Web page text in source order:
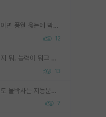
서당개 개 ㅅㄲ도 3년이면 풍월 읊는데 박사 5년 이상 대리고 있으면서 물된건 교수 탓 맞는ㄱ게 거기가 서당이 아니란 소리임
12
능력없는박사 란 말이지 뭐. 능력이 뭐고 능력이 있다는게 뭔지는 사람마다 기준이 다르니까 얘기해봐야 서로 자기 기준만 얘기해서 논쟁이 끝이 안나고. 주위에서 능력있고 야심있는 신입생이 교수가 유의미한 피드백을 아예 안주면서 제대로된 과제에 참여해볼 기회도 제공하지 않고 잡일 뺑뺑이만 돌려서 맨날 단순작업만 하면서 밤새다가 눈빛이 점점 죽어가는걸 본 사람은 물박사는 교수탓이라고 하고, 교수는 이것저것 알려도 주고 기회도 주고 사수 동기 붙여주면서 어떻게든 끌고가려고 하는데 본인이 매일 뺀질거리면서 출근 하는둥마는둥 하다가 기껏 와서도 폰이나 쳐다보다가 실험 망치고 저녁약속있어서 먼저 가볼게요~ 하는걸 본 사람은 물박사는 본인탓이라고 함.
13
교수가 아무리 방치해도 물박사는 지능문제고 본인 의지 문제임. 만물 교수탓 하는 애들이 이상한거임.
7